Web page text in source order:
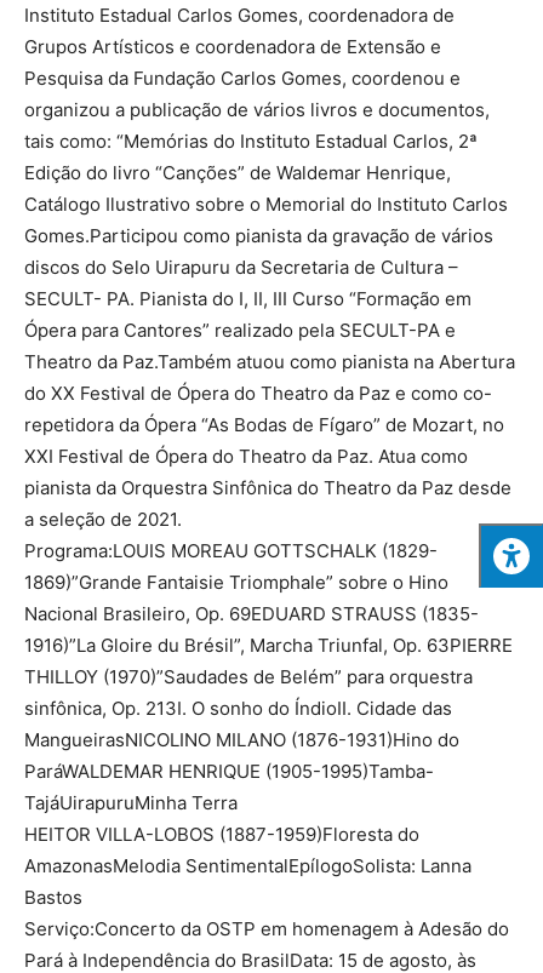
Instituto Estadual Carlos Gomes, coordenadora de
Grupos Artísticos e coordenadora de Extensão e
Pesquisa da Fundação Carlos Gomes, coordenou e
organizou a publicação de vários livros e documentos,
tais como: “Memórias do Instituto Estadual Carlos, 2ª
Edição do livro “Canções” de Waldemar Henrique,
Catálogo Ilustrativo sobre o Memorial do Instituto Carlos
Gomes.Participou como pianista da gravação de vários
discos do Selo Uirapuru da Secretaria de Cultura –
SECULT- PA. Pianista do I, II, III Curso “Formação em
Ópera para Cantores” realizado pela SECULT-PA e
Theatro da Paz.Também atuou como pianista na Abertura
do XX Festival de Ópera do Theatro da Paz e como co-
repetidora da Ópera “As Bodas de Fígaro” de Mozart, no
XXI Festival de Ópera do Theatro da Paz. Atua como
pianista da Orquestra Sinfônica do Theatro da Paz desde
a seleção de 2021.
Programa:LOUIS MOREAU GOTTSCHALK (1829-
1869)”Grande Fantaisie Triomphale” sobre o Hino
Nacional Brasileiro, Op. 69‌EDUARD STRAUSS (1835-
1916)”La Gloire du Brésil”, Marcha Triunfal, Op. 63‌PIERRE
THILLOY (1970)”Saudades de Belém” para orquestra
sinfônica, Op. 213I. O sonho do ÍndioII. Cidade das
Mangueiras‌NICOLINO MILANO (1876-1931)Hino do
Pará‌WALDEMAR HENRIQUE (1905-1995)Tamba-
TajáUirapuruMinha Terra
HEITOR VILLA-LOBOS (1887-1959)Floresta do
AmazonasMelodia SentimentalEpílogoSolista: Lanna
Bastos
Serviço:Concerto da OSTP em homenagem à Adesão do
Pará à Independência do BrasilData: 15 de agosto, às